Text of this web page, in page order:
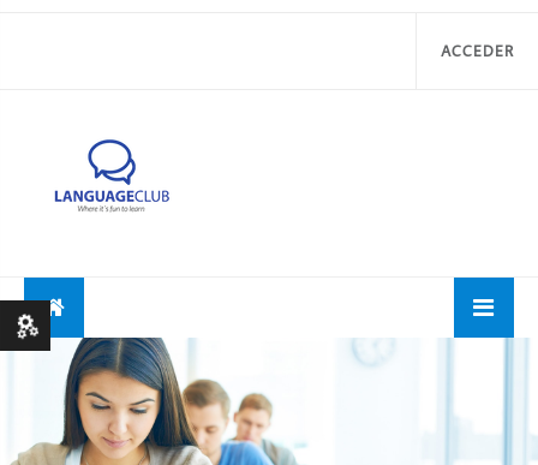
ACCEDER